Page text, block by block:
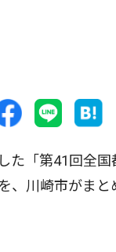
「第41回全
、川崎市がま